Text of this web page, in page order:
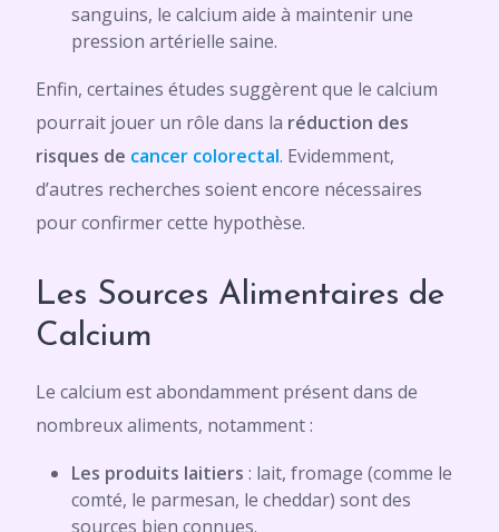
sanguins, le calcium aide à maintenir une
pression artérielle saine.
Enfin, certaines études suggèrent que le calcium
pourrait jouer un rôle dans la réduction des
risques de cancer colorectal. Evidemment,
d’autres recherches soient encore nécessaires
pour confirmer cette hypothèse.
Les Sources Alimentaires de
Calcium
Le calcium est abondamment présent dans de
nombreux aliments, notamment :
Les produits laitiers : lait, fromage (comme le
comté, le parmesan, le cheddar) sont des
sources bien connues.